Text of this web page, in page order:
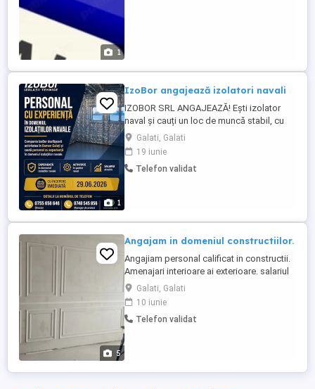
1
1
IzoBor angajează izolatori navali
IZOBOR SRL ANGAJEAZĂ! Ești izolator
naval și cauți un loc de muncă stabil, cu
salariu motivant și posibilitatea de a lucra
într-un șantier naval de renume? Locație:
Damen Galați Începere: 29.06.2026
Căutăm persoane cu experiență în izolații
Galati, Galati
19 iunie
Telefon validat
5
Angajam in domeniul constructiilor.
Angajiam personal calificat in constructii.
Amenajari interioare ai exterioare. salariul
pleaca de la 5000 de lei cu actele aferente.
pentru mai multe detalii va rugam sa ne
contactati.
Galati, Galati
10 iunie
Telefon validat